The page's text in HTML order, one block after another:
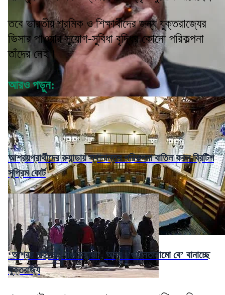
তবে ভারতীয় শ্রমিক ও শিক্ষার্থীদের জন্য যুক্তরাজ্যের
ভিসার পাওয়ার সুযোগ-সুবিধা বৃদ্ধির কোনো পরিকল্পনা
তাঁদের নেই।
আরও পড়ুন:
আশ্রয়প্রার্থীদের রুয়ান্ডায় স্থানান্তর পরিকল্পনা বাতিল করল ব্রিটিশ
সুপ্রিম কোর্ট
‘আশ্রয় চাইলেই যাও রুয়ান্ডা’, অন্য ‘’গুয়ানতানামো বে’ বানাচ্ছে
যুক্তরাজ্য